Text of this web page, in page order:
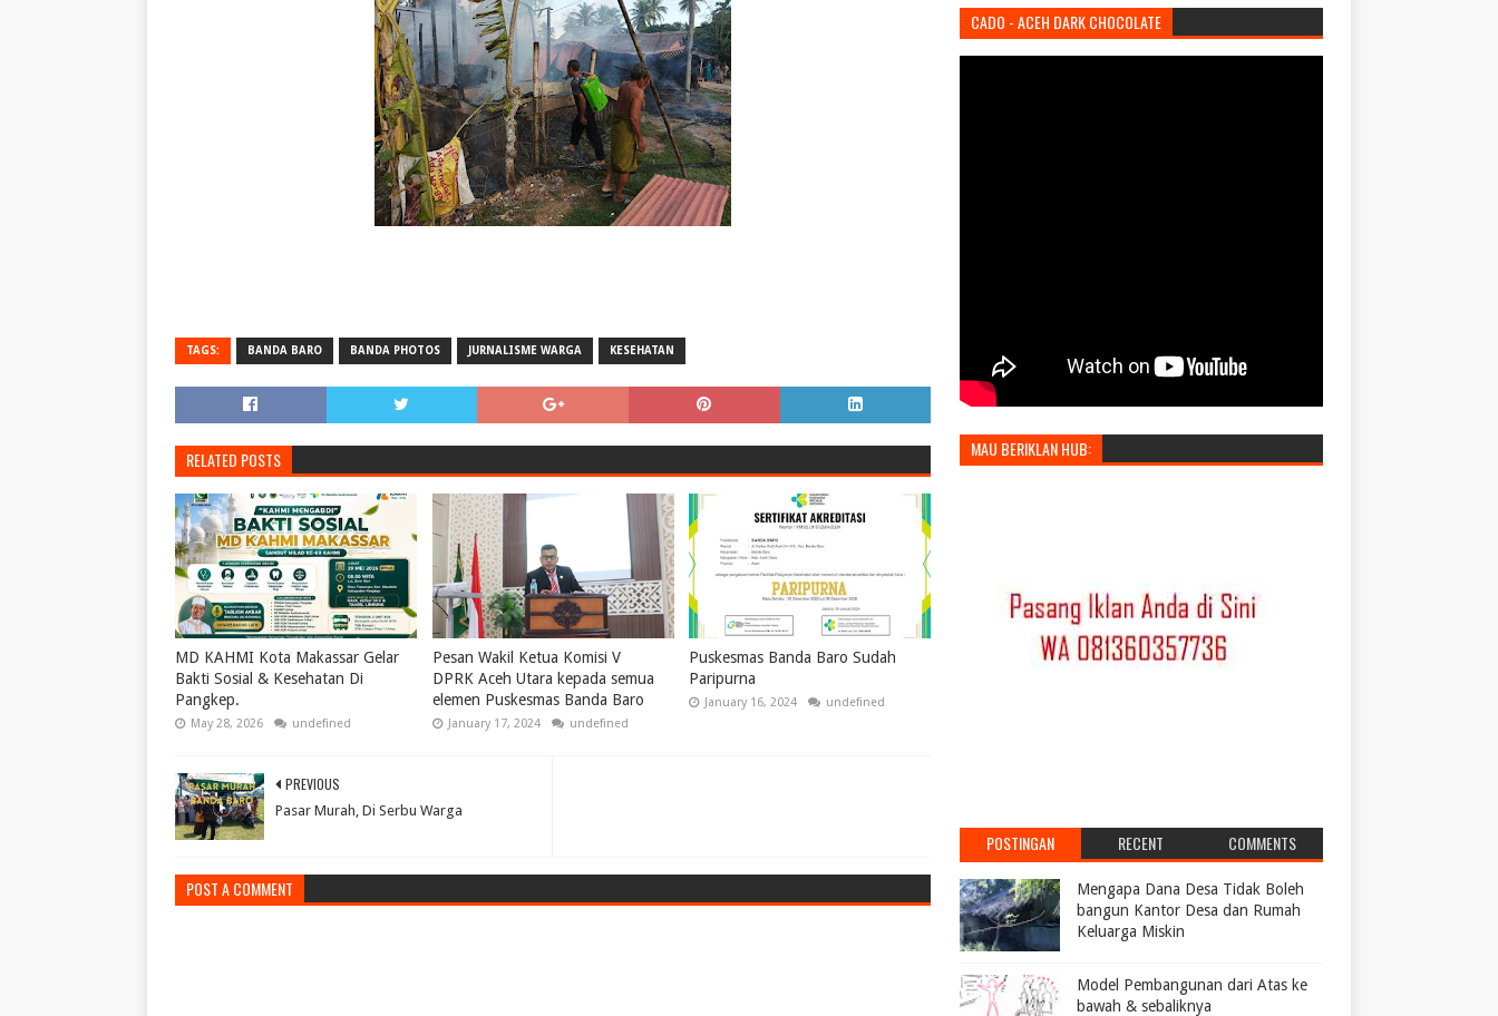
TAGS: BANDA BARO BANDA PHOTOS JURNALISME WARGA KESEHATAN
RELATED POSTS
MD KAHMI Kota Makassar Gelar
Bakti Sosial & Kesehatan Di
Pangkep.
May 28, 2026 undefined
Pesan Wakil Ketua Komisi V
DPRK Aceh Utara kepada semua
elemen Puskesmas Banda Baro
January 17, 2024 undefined
Puskesmas Banda Baro Sudah
Paripurna
January 16, 2024 undefined
PREVIOUS
Pasar Murah, Di Serbu Warga
POST A COMMENT
CADO - ACEH DARK CHOCOLATE
MAU BERIKLAN HUB:
POSTINGAN
POPULER
RECENT COMMENTS
Mengapa Dana Desa Tidak Boleh
bangun Kantor Desa dan Rumah
Keluarga Miskin
Model Pembangunan dari Atas ke
bawah & sebaliknya